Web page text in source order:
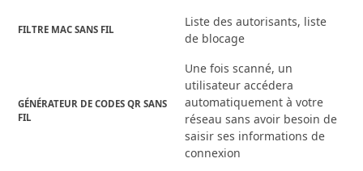
FILTRE MAC SANS FIL
Liste des autorisants, liste
de blocage
GÉNÉRATEUR DE CODES QR SANS
FIL
Une fois scanné, un
utilisateur accédera
automatiquement à votre
réseau sans avoir besoin de
saisir ses informations de
connexion